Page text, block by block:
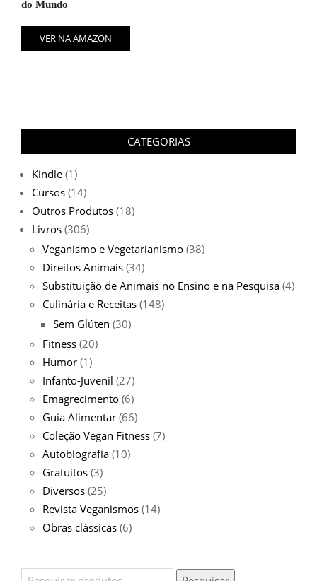
do Mundo
VER NA AMAZON
CATEGORIAS
Kindle (1)
Cursos (14)
Outros Produtos (18)
Livros (306)
Veganismo e Vegetarianismo (38)
Direitos Animais (34)
Substituição de Animais no Ensino e na Pesquisa (4)
Culinária e Receitas (148)
Sem Glúten (30)
Fitness (20)
Humor (1)
Infanto-Juvenil (27)
Emagrecimento (6)
Guia Alimentar (66)
Coleção Vegan Fitness (7)
Autobiografia (10)
Gratuitos (3)
Diversos (25)
Revista Veganismos (14)
Obras clássicas (6)
Pesquisar